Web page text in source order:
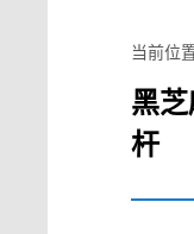
当前位
黑
杆